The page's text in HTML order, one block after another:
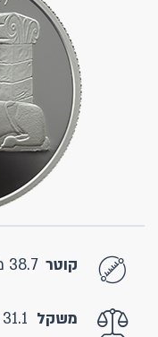
קוטר 38.7 מ"מ
משקל 31.1 גרם